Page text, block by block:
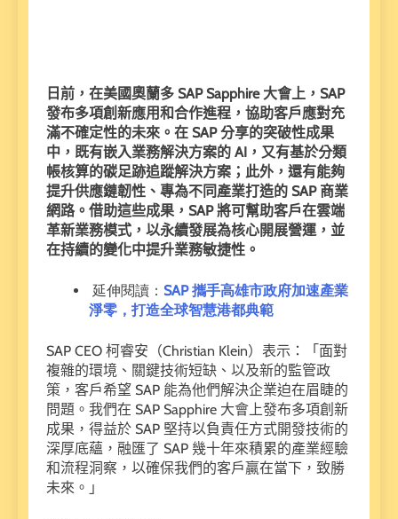
日前，在美國奧蘭多 SAP Sapphire 大會上， SAP
發布多項創新應用和合作進程，協助客戶應對充
滿不確定性的未來。在 SAP分享的突破性成果
中，既有嵌入業務解決方案的 AI ，又有基於分類
帳核算的碳足跡追蹤解決方案；此外，還有能夠
提升供應鏈韌性、專為不同產業打造的 SAP 商業
網路。借助這些成果， SAP將可幫助客戶在雲端
革新業務模式，以永續發展為核心開展營運，並
在持續的變化中提升業務敏捷性。
延伸閱讀： SAP 攜手高雄市政府加速產業
淨零，打造全球智慧港都典範
SAP CEO 柯睿安（Christian Klein）表示：「面對
複雜的環境、關鍵技術短缺、以及新的監管政
策，客戶希望 SAP 能為他們解決企業迫在眉睫的
問題。我們在 SAP Sapphire 大會上發布多項創新
成果，得益於 SAP 堅持以負責任方式開發技術的
深厚底蘊，融匯了 SAP 幾十年來積累的產業經驗
和流程洞察，以確保我們的客戶贏在當下，致勝
未來。」